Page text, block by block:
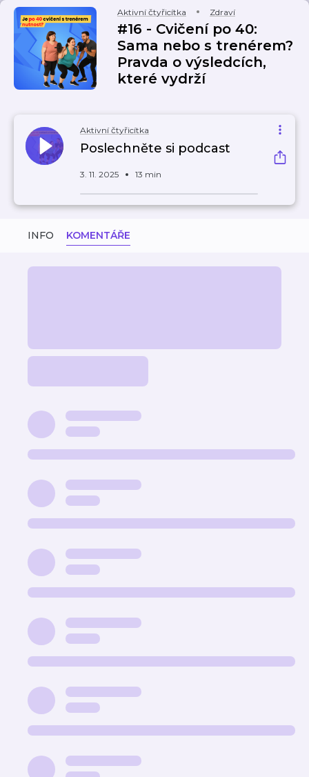
Aktivní čtyřicítka Zdraví
#16 - Cvičení po 40:
Sama nebo s trenérem?
Pravda o výsledcích,
které vydrží
Aktivní čtyřicítka
Poslechněte si podcast
3. 11. 2025 13 min
INFO KOMENTÁŘE